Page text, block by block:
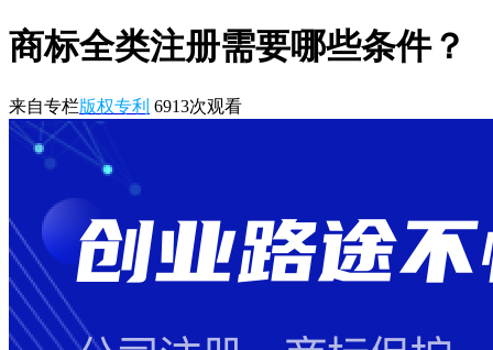
商标全类注册需要哪些条件？
来自专栏版权专利 6913次观看